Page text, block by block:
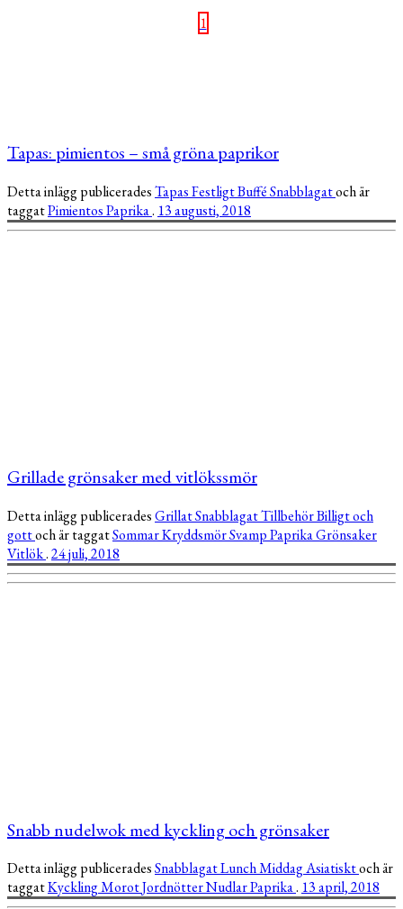
1
Tapas: pimientos – små gröna paprikor
Detta inlägg publiceradesTapasFestligtBufféSnabblagatoch är
taggatPimientosPaprika. 13 augusti, 2018
Grillade grönsaker med vitlökssmör
Detta inlägg publiceradesGrillatSnabblagatTillbehörBilligt och
gottoch är taggatSommarKryddsmörSvampPaprikaGrönsaker
Vitlök.24 juli, 2018
Snabb nudelwok med kyckling och grönsaker
Detta inlägg publiceradesSnabblagatLunchMiddagAsiatisktoch är
taggatKycklingMorotJordnötterNudlarPaprika. 13 april, 2018